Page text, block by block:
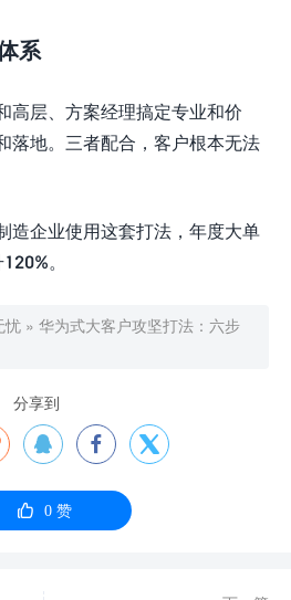
系
高层、方案经理搞定专业和价
落地。三者配合，客户根本无法
造企业使用这套打法，年度大单
。
忧 » 华为式大客户攻坚打法：六步
分享到
  
 0赞